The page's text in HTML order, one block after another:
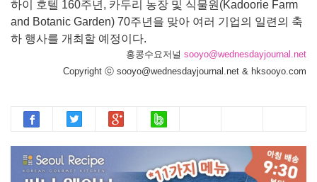
하이 호텔 160주년, 카두리 농장 및 식물원(Kadoorie Farm
and Botanic Garden) 70주년을 맞아 여러 기업의 일련의 축
하 행사를 개최할 예정이다.
홍콩수요저널 sooyo@wednesdayjournal.net
Copyright ⓒ sooyo@wednesdayjournal.net & hksooyo.com